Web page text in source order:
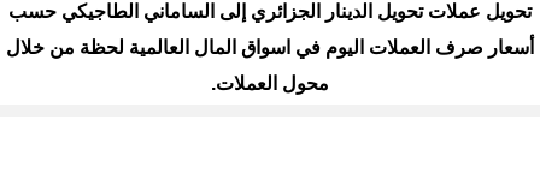
تحويل عملات تحويل الدينار الجزائري إلى الساماني الطاجيكي حسب
أسعار صرف العملات اليوم في اسواق المال العالمية لحظة من خلال
محول العملات.